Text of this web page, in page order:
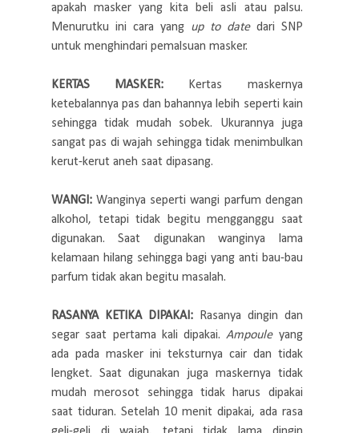
apakah masker yang kita beli asli atau palsu.
Menurutku ini cara yang up to datedari SNP
untuk menghindari pemalsuan masker.
KERTAS MASKER: Kertas maskernya
ketebalannya pas dan bahannya lebih seperti kain
sehingga tidak mudah sobek. Ukurannya juga
sangat pas di wajah sehingga tidak menimbulkan
kerut-kerut aneh saat dipasang.
WANGI:Wanginya seperti wangi parfum dengan
alkohol, tetapi tidak begitu mengganggu saat
digunakan. Saat digunakan wanginya lama
kelamaan hilang sehingga bagi yang anti bau-bau
parfum tidak akan begitu masalah.
RASANYA KETIKA DIPAKAI:
Rasanya dingin dan
segar saat pertama kali dipakai.Ampoule yang
ada pada masker ini teksturnya cair dan tidak
lengket. Saat digunakan juga maskernya tidak
mudah merosot sehingga tidak harus dipakai
saat tiduran. Setelah 10 menit dipakai, ada rasa